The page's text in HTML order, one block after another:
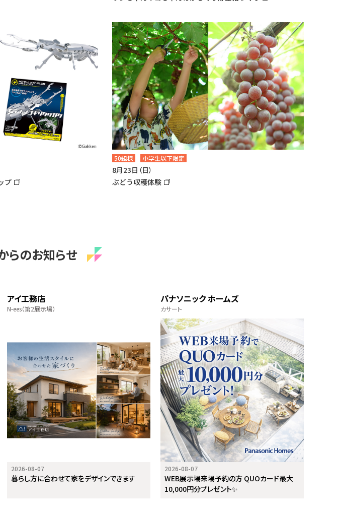
プ
50組様 小学生以下限定
8月23日（日）
ぶどう収穫体験
らのお知らせ
アイ工務店
N-ees（第2展示場）
2026-08-07
暮らし方に合わせて家をデザインできます
パナソニック ホームズ
カサート
2026-08-07
WEB展示場来場予約の方 QUOカード最大
10,000円分プレゼント✨